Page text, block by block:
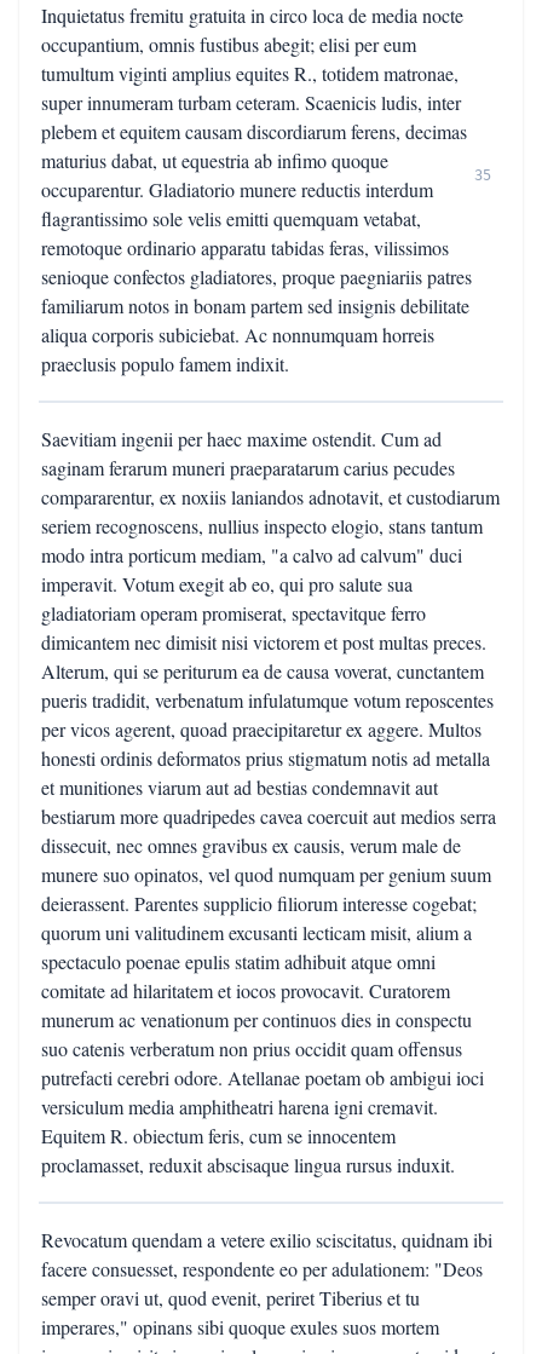
Inquietatus fremitu gratuita in circo loca de media nocte
occupantium, omnis fustibus abegit; elisi per eum
tumultum viginti amplius equites R., totidem matronae,
super innumeram turbam ceteram. Scaenicis ludis, inter
plebem et equitem causam discordiarum ferens, decimas
maturius dabat, ut equestria ab infimo quoque
occuparentur. Gladiatorio munere reductis interdum
flagrantissimo sole velis emitti quemquam vetabat,
remotoque ordinario apparatu tabidas feras, vilissimos
senioque confectos gladiatores, proque paegniariis patres
familiarum notos in bonam partem sed insignis debilitate
aliqua corporis subiciebat. Ac nonnumquam horreis
praeclusis populo famem indixit.
35
Saevitiam ingenii per haec maxime ostendit. Cum ad
saginam ferarum muneri praeparatarum carius pecudes
compararentur, ex noxiis laniandos adnotavit, et custodiarum
seriem recognoscens, nullius inspecto elogio, stans tantum
modo intra porticum mediam, "a calvo ad calvum" duci
imperavit. Votum exegit ab eo, qui pro salute sua
gladiatoriam operam promiserat, spectavitque ferro
dimicantem nec dimisit nisi victorem et post multas preces.
Alterum, qui se periturum ea de causa voverat, cunctantem
pueris tradidit, verbenatum infulatumque votum reposcentes
per vicos agerent, quoad praecipitaretur ex aggere. Multos
honesti ordinis deformatos prius stigmatum notis ad metalla
et munitiones viarum aut ad bestias condemnavit aut
bestiarum more quadripedes cavea coercuit aut medios serra
dissecuit, nec omnes gravibus ex causis, verum male de
munere suo opinatos, vel quod numquam per genium suum
deierassent. Parentes supplicio filiorum interesse cogebat;
quorum uni valitudinem excusanti lecticam misit, alium a
spectaculo poenae epulis statim adhibuit atque omni
comitate ad hilaritatem et iocos provocavit. Curatorem
munerum ac venationum per continuos dies in conspectu
suo catenis verberatum non prius occidit quam offensus
putrefacti cerebri odore. Atellanae poetam ob ambigui ioci
versiculum media amphitheatri harena igni cremavit.
Equitem R. obiectum feris, cum se innocentem
proclamasset, reduxit abscisaque lingua rursus induxit.
Revocatum quendam a vetere exilio sciscitatus, quidnam ibi
facere consuesset, respondente eo per adulationem: "Deos
semper oravi ut, quod evenit, periret Tiberius et tu
imperares," opinans sibi quoque exules suos mortem